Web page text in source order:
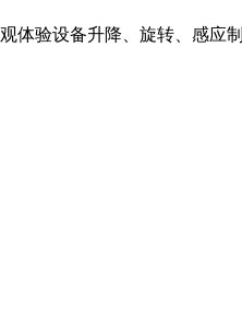
体验设备升降、旋转、感应